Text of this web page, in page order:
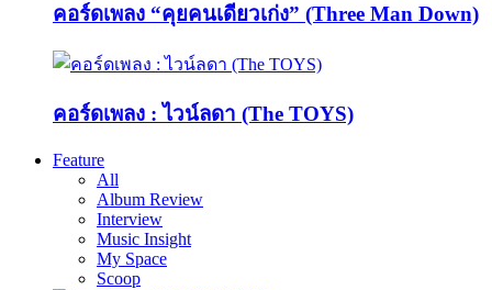
คอร์ดเพลง “คุยคนเดียวเก่ง” (Three Man Down)
คอร์ดเพลง : ไวน์ลดา (The TOYS)
Feature
All
Album Review
Interview
Music Insight
My Space
Scoop